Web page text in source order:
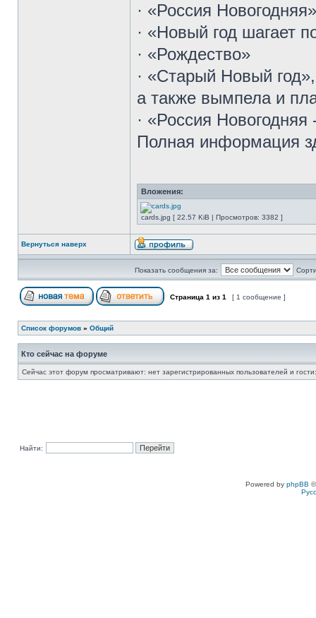
· «Россия
· «Новый год шагает
· «Рождество»
· «Старый Новый год»,
а также вымпела и
· «Россия Новогодняя
Полная информация
Вложения:
cards.jpg [ 22.57 KiB | Просмотров: 3382 ]
Вернуться наверх
Показать сообщения за:
Страница 1 из 1 [ 1 сообщение ]
Список форумов » Общий
Кто сейчас на форуме
Сейчас этот форум просматривают: нет зарегистрированных пользователей и
Найти:
Powered by phpBB